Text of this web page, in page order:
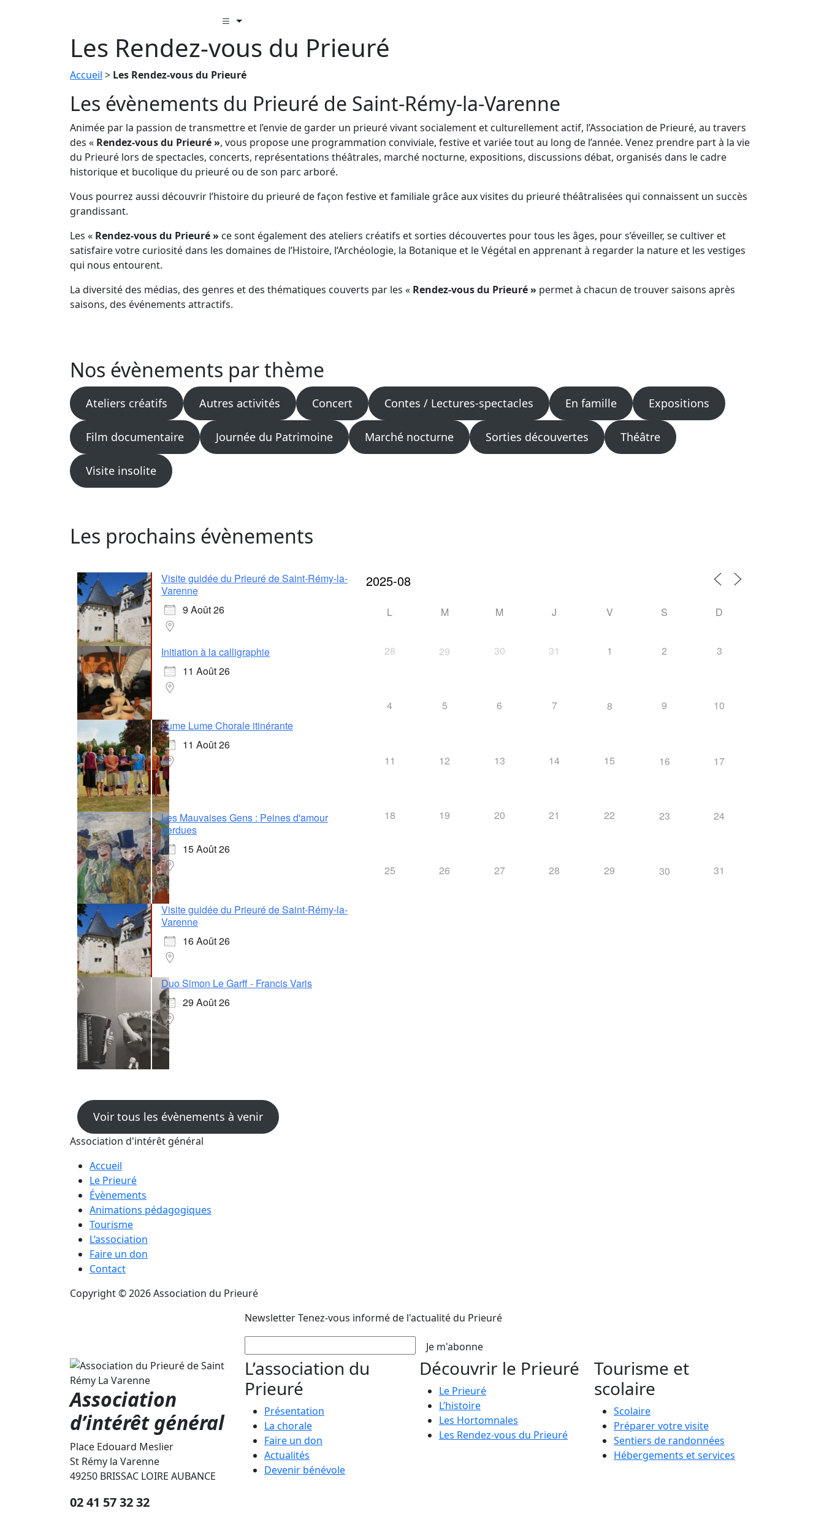
Les Rendez-vous du Prieuré
Accueil > Les Rendez-vous du Prieuré
Les évènements du Prieuré de Saint-Rémy-la-Varenne
Animée par la passion de transmettre et l’envie de garder un prieuré vivant socialement et culturellement actif, l’Association de Prieuré, au travers
des « Rendez-vous du Prieuré », vous propose une programmation conviviale, festive et variée tout au long de l’année. Venez prendre part à la vie
du Prieuré lors de spectacles, concerts, représentations théâtrales, marché nocturne, expositions, discussions débat, organisés dans le cadre
historique et bucolique du prieuré ou de son parc arboré.
Vous pourrez aussi découvrir l’histoire du prieuré de façon festive et familiale grâce aux visites du prieuré théâtralisées qui connaissent un succès
grandissant.
Les « Rendez-vous du Prieuré » ce sont également des ateliers créatifs et sorties découvertes pour tous les âges, pour s’éveiller, se cultiver et
satisfaire votre curiosité dans les domaines de l’Histoire, l’Archéologie, la Botanique et le Végétal en apprenant à regarder la nature et les vestiges
qui nous entourent.
La diversité des médias, des genres et des thématiques couverts par les « Rendez-vous du Prieuré » permet à chacun de trouver saisons après
saisons, des événements attractifs.
Nos évènements par thème
Ateliers créatifs Autres activités Concert Contes / Lectures-spectacles En famille Expositions
Film documentaire Journée du Patrimoine Marché nocturne Sorties découvertes Théâtre
Visite insolite
Les prochains évènements
Visite guidée du Prieuré de Saint-Rémy-la-
Varenne
9 Août 26
Initiation à la calligraphie
11 Août 26
Lume Lume Chorale itinérante
11 Août 26
Les Mauvaises Gens : Peines d'amour
perdues
15 Août 26
Visite guidée du Prieuré de Saint-Rémy-la-
Varenne
16 Août 26
Duo Simon Le Garff - Francis Varis
29 Août 26
Voir tous les évènements à venir
L M M J V S D
28 29 30 31 1 2 3
4 5 6 7 8 9 10
11 12 13 14 15 16 17
18 19 20 21 22 23 24
25 26 27 28 29 30 31
Association d'intérêt général
Accueil
Le Prieuré
Évènements
Animations pédagogiques
Tourisme
L’association
Faire un don
Contact
Copyright © 2026 Association du Prieuré
NewsletterTenez-vous informé de l'actualité du Prieuré
Je m'abonne
Association
d’intérêt général
Place Edouard Meslier
St Rémy la Varenne
49250 BRISSAC LOIRE AUBANCE
02 41 57 32 32
L’association du
Prieuré
Présentation
La chorale
Faire un don
Actualités
Devenir bénévole
Découvrir le Prieuré
Le Prieuré
L’histoire
Les Hortomnales
Les Rendez-vous du Prieuré
Tourisme et
scolaire
Scolaire
Préparer votre visite
Sentiers de randonnées
Hébergements et services